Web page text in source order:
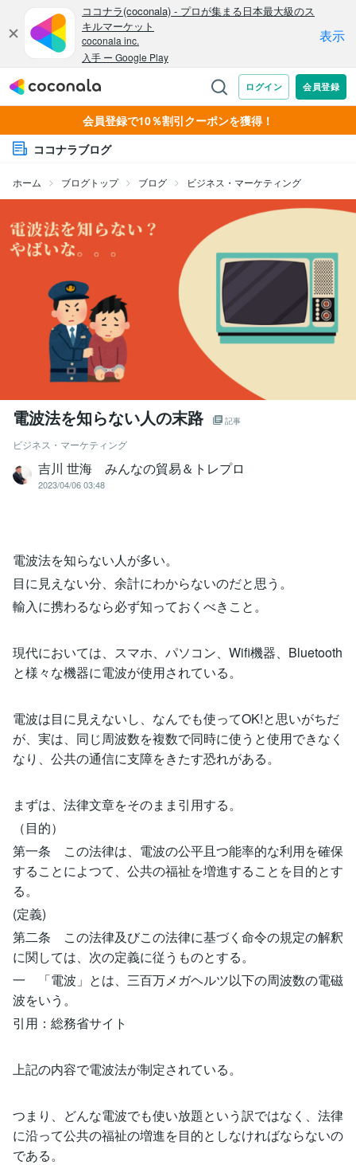
会員登録で10％割引クーポンを獲得！
ココナラブログ
ホーム ブログトップ ブログ ビジネス・マーケティング
電波法を知らない人の末路 記事
ビジネス・マーケティング
吉川 世海 みんなの貿易＆トレプロ
2023/04/06 03:48
電波法を知らない人が多い。
目に見えない分、余計にわからないのだと思う。
輸入に携わるなら必ず知っておくべきこと。
現代においては、スマホ、パソコン、Wifi機器、Bluetooth
と様々な機器に電波が使用されている。
電波は目に見えないし、なんでも使ってOK!と思いがちだ
が、実は、同じ周波数を複数で同時に使うと使用できなく
なり、公共の通信に支障をきたす恐れがある。
まずは、法律文章をそのまま引用する。
（目的）
第一条 この法律は、電波の公平且つ能率的な利用を確保
することによつて、公共の福祉を増進することを目的とす
る。
(定義)
第二条 この法律及びこの法律に基づく命令の規定の解釈
に関しては、次の定義に従うものとする。
一 「電波」とは、三百万メガヘルツ以下の周波数の電磁
波をいう。
引用：総務省サイト
上記の内容で電波法が制定されている。
つまり、どんな電波でも使い放題という訳ではなく、法律
に沿って公共の福祉の増進を目的としなければならないの
である。